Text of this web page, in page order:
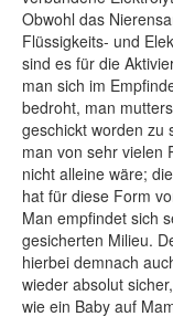
Obwohl das
Flüssigkeits- und
sind es für die
man sich im
bedroht, man
geschickt worden zu
man von sehr vielen
nicht alleine wäre;
hat für diese Form
Man empfindet sich
gesicherten Milieu.
hierbei demnach
wieder absolut
wie ein Baby auf